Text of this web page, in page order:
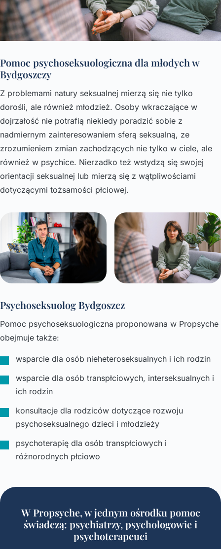
Pomoc psychoseksuologiczna dla młodych w
Bydgoszczy
Z problemami natury seksualnej mierzą się nie tylko
dorośli, ale również młodzież. Osoby wkraczające w
dojrzałość nie potrafią niekiedy poradzić sobie z
nadmiernym zainteresowaniem sferą seksualną, ze
zrozumieniem zmian zachodzących nie tylko w ciele, ale
również w psychice. Nierzadko też wstydzą się swojej
orientacji seksualnej lub mierzą się z wątpliwościami
dotyczącymi tożsamości płciowej.
Psychoseksuolog Bydgoszcz
Pomoc psychoseksuologiczna proponowana w Propsyche
obejmuje także:
wsparcie dla osób nieheteroseksualnych i ich rodzin
wsparcie dla osób transpłciowych, interseksualnych i
ich rodzin
konsultacje dla rodziców dotyczące rozwoju
psychoseksualnego dzieci i młodzieży
psychoterapię dla osób transpłciowych i
różnorodnych płciowo
W Propsyche, w jednym ośrodku pomoc
świadczą: psychiatrzy, psychologowie i
psychoterapeuci